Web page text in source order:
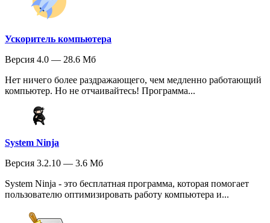
Ускоритель компьютера
Версия 4.0 — 28.6 Мб
Нет ничего более раздражающего, чем медленно работающий
компьютер. Но не отчаивайтесь! Программа...
System Ninja
Версия 3.2.10 — 3.6 Мб
System Ninja - это бесплатная программа, которая помогает
пользователю оптимизировать работу компьютера и...